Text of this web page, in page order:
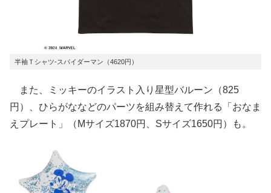
半袖Ｔシャツ-スパイダーマン（4620円）
また、ミッキーのイラスト入り星型バルーン（825
円）、ひらがななどのパーツを組み替えて作れる「おなま
えプレート」（Mサイズ1870円、Sサイズ1650円）も。